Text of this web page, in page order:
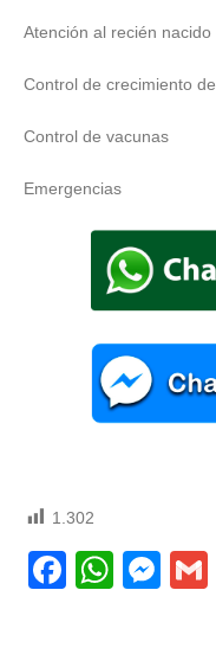
Atención al recién nacido
Control de crecimiento
Control de vacunas
Emergencias
1.302